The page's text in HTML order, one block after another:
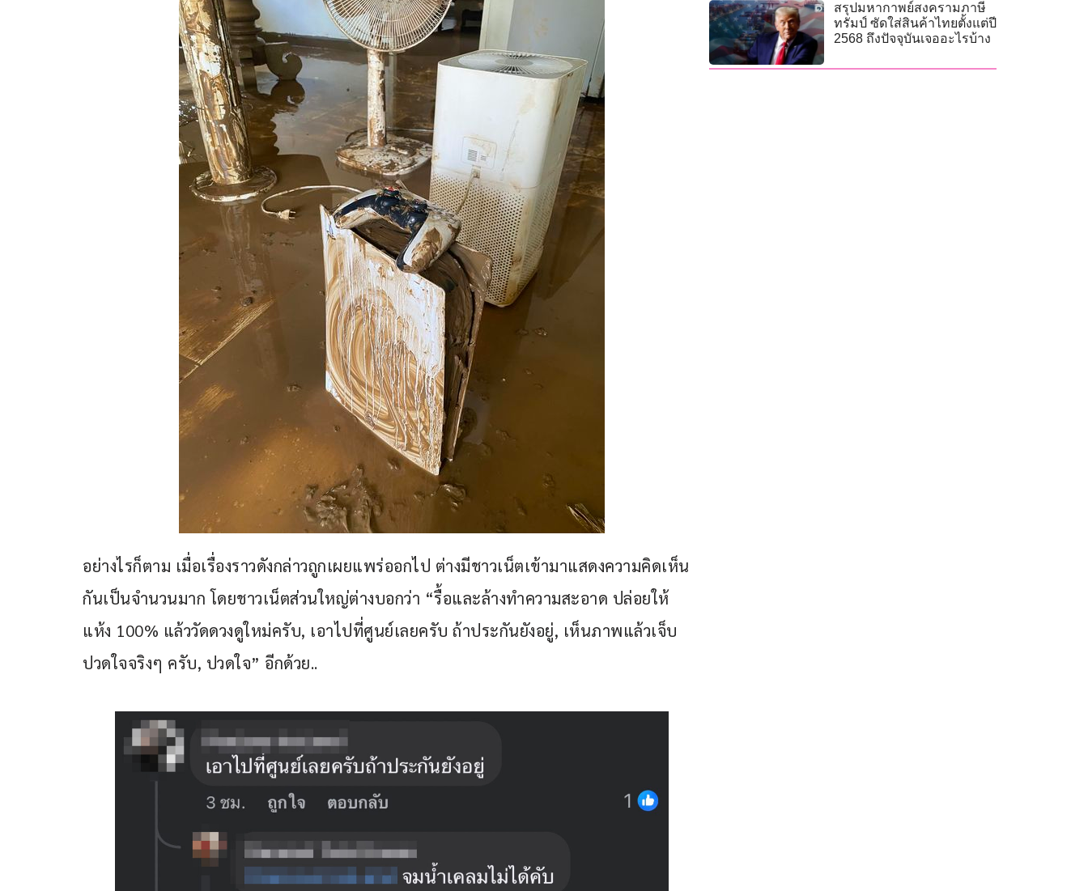
อย่างไรก็ตาม เมื่อเรื่องราวดังกล่าวถูกเผยแพร่ออกไป ต่างมีชาวเน็ตเข้ามาแสดงความคิดเห็น
กันเป็นจำนวนมาก โดยชาวเน็ตส่วนใหญ่ต่างบอกว่า “รื้อและล้างทำความสะอาด ปล่อยให้
แห้ง 100% แล้ววัดดวงดูใหม่ครับ, เอาไปที่ศูนย์เลยครับ ถ้าประกันยังอยู่, เห็นภาพแล้วเจ็บ
ปวดใจจริงๆ ครับ, ปวดใจ” อีกด้วย..
สรุปมหากาพย์สงครามภาษี
ทรัมป์ ซัดใส่สินค้าไทยตั้งแต่ปี
2568 ถึงปัจจุบันเจออะไรบ้าง